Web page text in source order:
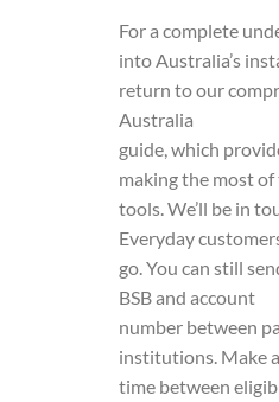
For a complete
into Australia’s
return to our
Australia
guide, which
making the most
tools. We’ll be in
Everyday
go. You can still
BSB and account
number between
institutions. Make
time between